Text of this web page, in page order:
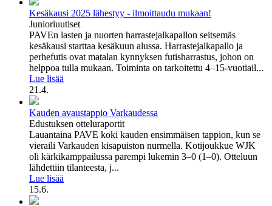
Kesäkausi 2025 lähestyy - ilmoittaudu mukaan!
Junioriuutiset
PAVEn lasten ja nuorten harrastejalkapallon seitsemäs
kesäkausi starttaa kesäkuun alussa. Harrastejalkapallo ja
perhefutis ovat matalan kynnyksen futisharrastus, johon on
helppoa tulla mukaan. Toiminta on tarkoitettu 4–15-vuotiail...
Lue lisää
21.4.
Kauden avaustappio Varkaudessa
Edustuksen otteluraportit
Lauantaina PAVE koki kauden ensimmäisen tappion, kun se
vieraili Varkauden kisapuiston nurmella. Kotijoukkue WJK
oli kärkikamppailussa parempi lukemin 3–0 (1–0). Otteluun
lähdettiin tilanteesta, j...
Lue lisää
15.6.